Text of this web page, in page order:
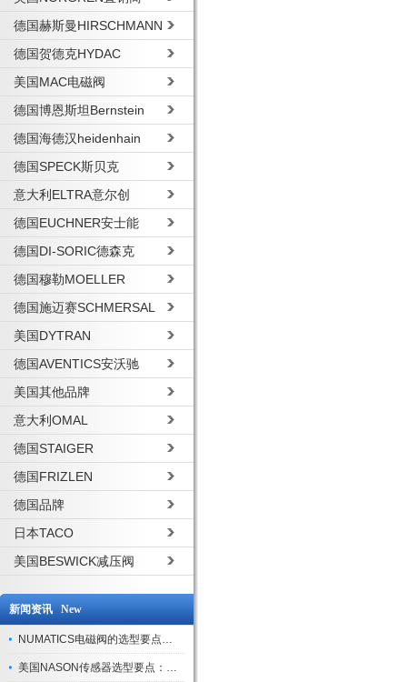
德国赫斯曼HIRSCHMANN
德国贺德克HYDAC
美国MAC电磁阀
德国博恩斯坦Bernstein
德国海德汉heidenhain
德国SPECK斯贝克
意大利ELTRA意尔创
德国EUCHNER安士能
德国DI-SORIC德森克
德国穆勒MOELLER
德国施迈赛SCHMERSAL
美国DYTRAN
德国AVENTICS安沃驰
美国其他品牌
意大利OMAL
德国STAIGER
德国FRIZLEN
德国品牌
日本TACO
美国BESWICK减压阀
新闻资讯 New
NUMATICS电磁阀的选型要点与使用注意事项
美国NASON传感器选型要点：精度、量程与接口适配指南